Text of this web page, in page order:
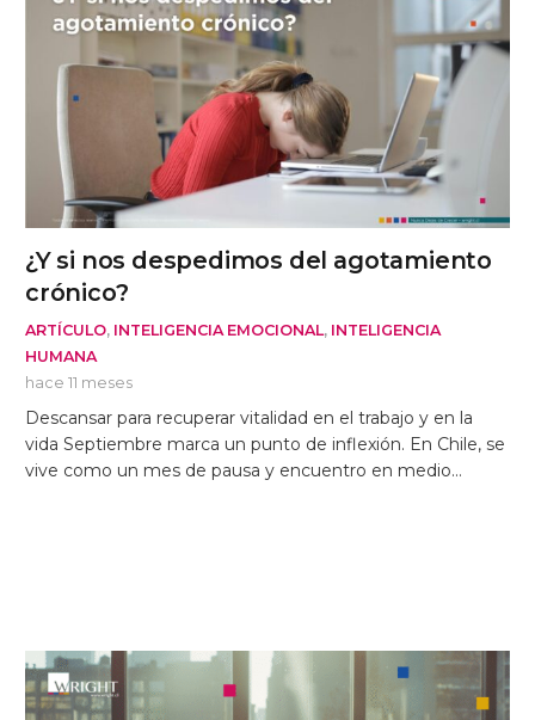
¿Y si nos despedimos del agotamiento
crónico?
ARTÍCULO, INTELIGENCIA EMOCIONAL, INTELIGENCIA
HUMANA
hace 11 meses
Descansar para recuperar vitalidad en el trabajo y en la
vida Septiembre marca un punto de inflexión. En Chile, se
vive como un mes de pausa y encuentro en medio…